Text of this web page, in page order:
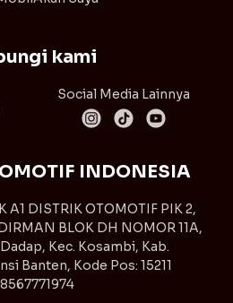
kami
Social Media Lainnya
INDONESIA
A1 DISTRIK OTOMOTIF PIK 2,
BLOK DH NOMOR 11A,
Kec. Kosambi, Kab.
Banten, Kode Pos: 15211